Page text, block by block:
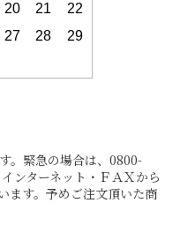
20 21
22
27 28
29
。緊急の場合は、0800-
ンターネット・ＦＡＸから
ます。予めご注文頂いた商